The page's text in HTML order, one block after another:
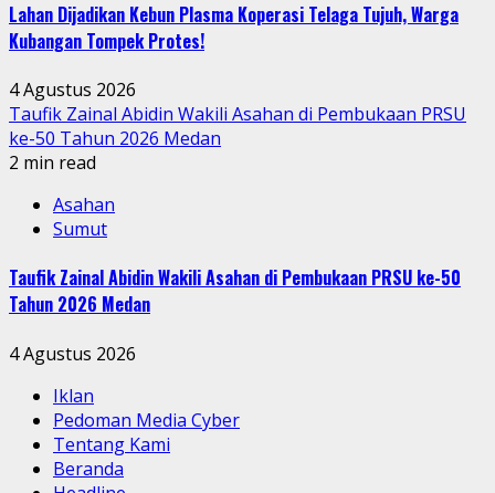
Lahan Dijadikan Kebun Plasma Koperasi Telaga Tujuh, Warga
Kubangan Tompek Protes!
4 Agustus 2026
Taufik Zainal Abidin Wakili Asahan di Pembukaan PRSU
ke-50 Tahun 2026 Medan
2 min read
Asahan
Sumut
Taufik Zainal Abidin Wakili Asahan di Pembukaan PRSU ke-50
Tahun 2026 Medan
4 Agustus 2026
Iklan
Pedoman Media Cyber
Tentang Kami
Beranda